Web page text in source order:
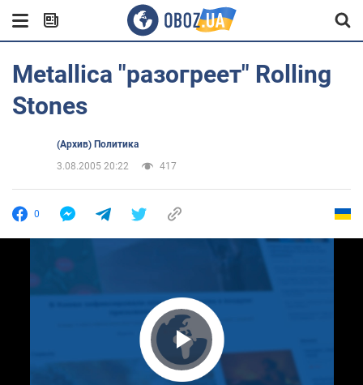
Metallica "разогреет" Rolling
Stones
(Архив) Политика
3.08.2005 20:22
417
0
Play Video